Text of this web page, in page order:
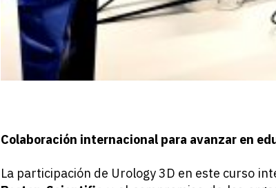
Colaboración internacional para avanzar en
La participación de Urology 3D en este curso